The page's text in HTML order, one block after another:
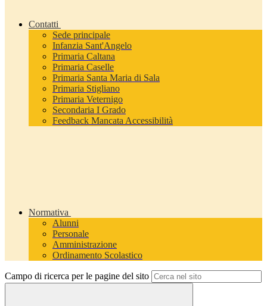
Contatti
Sede principale
Infanzia Sant'Angelo
Primaria Caltana
Primaria Caselle
Primaria Santa Maria di Sala
Primaria Stigliano
Primaria Veternigo
Secondaria I Grado
Feedback Mancata Accessibilità
Normativa
Alunni
Personale
Amministrazione
Ordinamento Scolastico
Campo di ricerca per le pagine del sito